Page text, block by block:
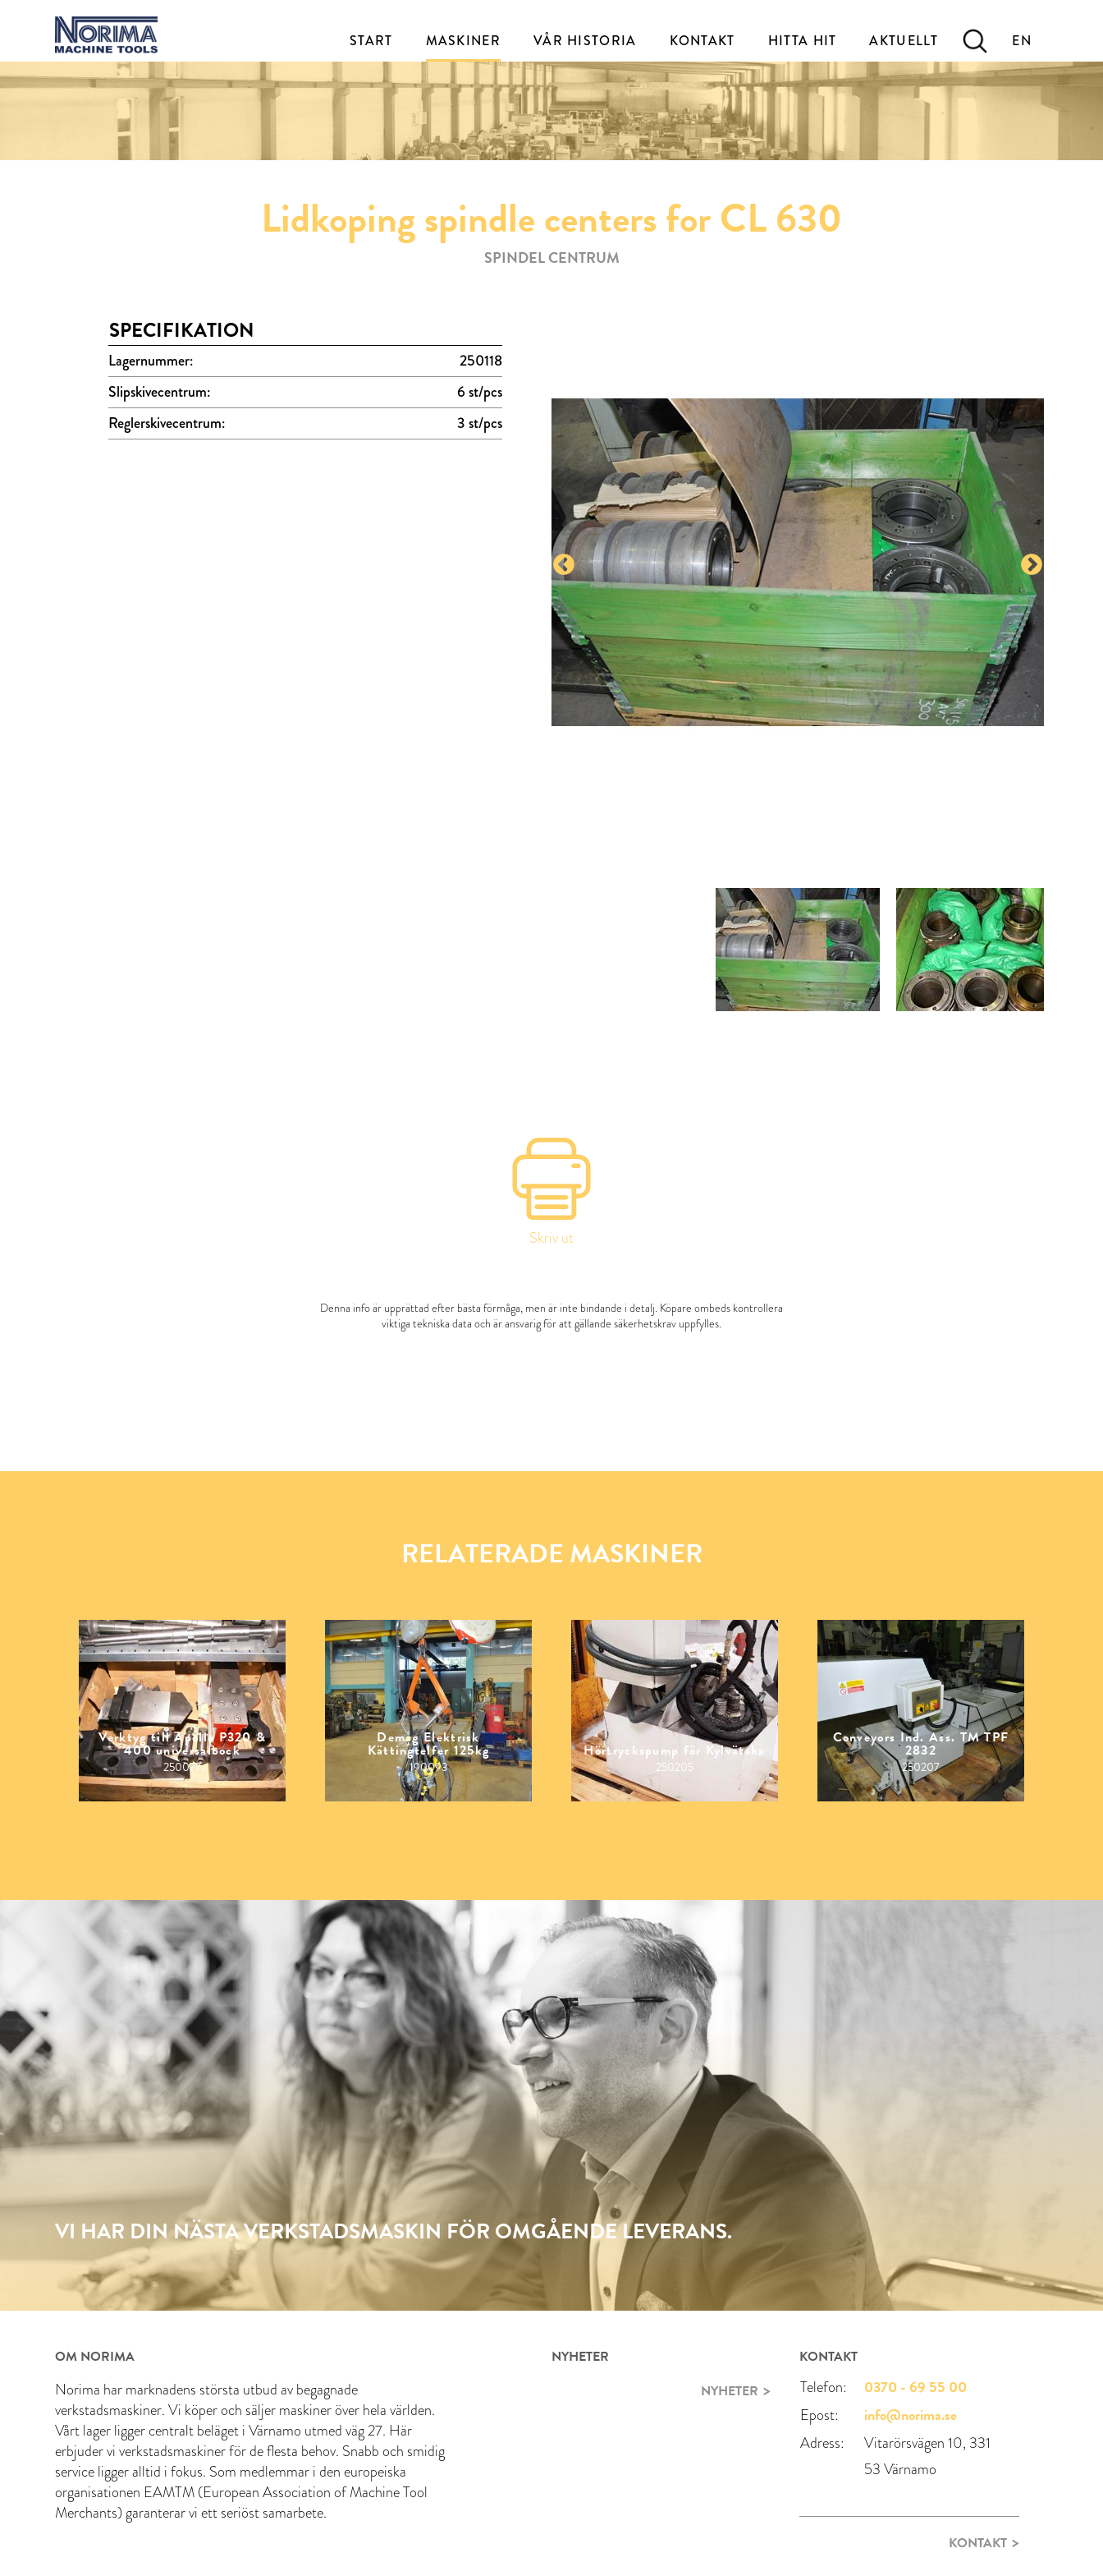
EN
START MASKINER VÅR HISTORIA KONTAKT HITTA HIT AKTUELLT
Lidkoping spindle centers for CL 630
SPINDEL CENTRUM
SPECIFIKATION
Lagernummer:
250118
Slipskivecentrum:
6 st/pcs
Reglerskivecentrum:
3 st/pcs
Skriv ut
Denna info är upprättad efter bästa förmåga, men är inte bindande i detalj. Köpare ombeds kontrollera
viktiga tekniska data och är ansvarig för att gällande säkerhetskrav uppfylles.
RELATERADE MASKINER
Verktyg till Apollo P320 &
400 universalbock
250077
Demag Elektrisk
Kättingtelfer 125kg
190093
Hörtryckspump för Kylvätska
250205
Conveyors Ind. Ass. TM TPF
2832
250207
VI HAR DIN NÄSTA VERKSTADSMASKIN FÖR OMGÅENDE LEVERANS.
OM NORIMA
Norima har marknadens största utbud av begagnade
verkstadsmaskiner. Vi köper och säljer maskiner över hela världen.
Vårt lager ligger centralt beläget i Värnamo utmed väg 27. Här
erbjuder vi verkstadsmaskiner för de flesta behov. Snabb och smidig
service ligger alltid i fokus. Som medlemmar i den europeiska
organisationen EAMTM (European Association of Machine Tool
Merchants) garanterar vi ett seriöst samarbete.
NYHETER
NYHETER
KONTAKT
Telefon: 0370 - 69 55 00
Epost: info@norima.se
Adress:
Vitarörsvägen 10, 331
53 Värnamo
KONTAKT